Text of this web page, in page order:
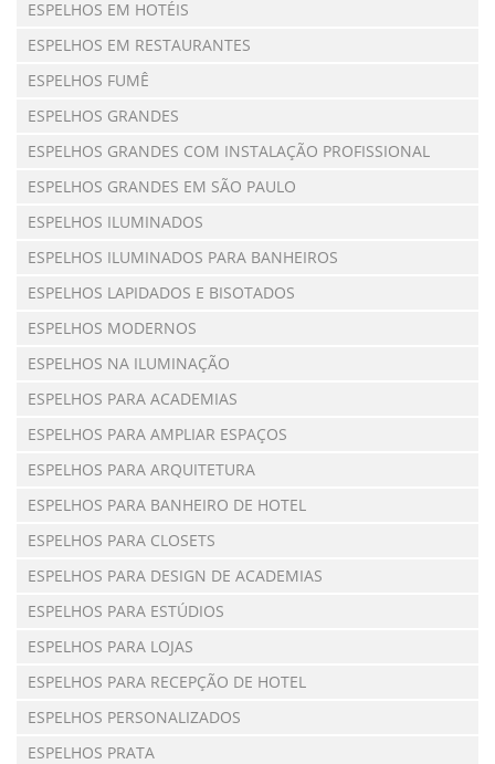
ESPELHOS EM HOTÉIS
ESPELHOS EM RESTAURANTES
ESPELHOS FUMÊ
ESPELHOS GRANDES
ESPELHOS GRANDES COM INSTALAÇÃO PROFISSIONAL
ESPELHOS GRANDES EM SÃO PAULO
ESPELHOS ILUMINADOS
ESPELHOS ILUMINADOS PARA BANHEIROS
ESPELHOS LAPIDADOS E BISOTADOS
ESPELHOS MODERNOS
ESPELHOS NA ILUMINAÇÃO
ESPELHOS PARA ACADEMIAS
ESPELHOS PARA AMPLIAR ESPAÇOS
ESPELHOS PARA ARQUITETURA
ESPELHOS PARA BANHEIRO DE HOTEL
ESPELHOS PARA CLOSETS
ESPELHOS PARA DESIGN DE ACADEMIAS
ESPELHOS PARA ESTÚDIOS
ESPELHOS PARA LOJAS
ESPELHOS PARA RECEPÇÃO DE HOTEL
ESPELHOS PERSONALIZADOS
ESPELHOS PRATA